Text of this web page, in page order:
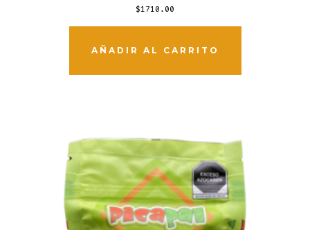
$1710.00
AÑADIR AL CARRITO